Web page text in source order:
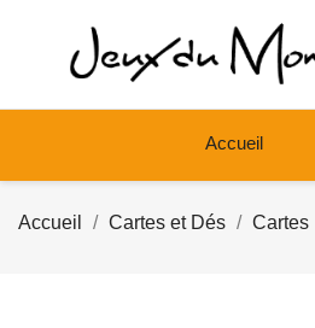
Accueil
Accueil Cartes et Dés Cartes